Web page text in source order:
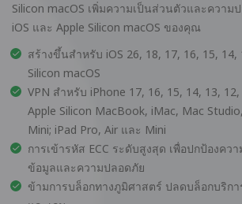
Silicon macOS เพิ่มความเป็นส่วนตัวและควา
iOS และ Apple Silicon macOS ของคุณ
สร้างขึ้นสำหรับ iOS 26, 18, 17, 16, 15, 14,
Silicon macOS
VPN สำหรับ iPhone 17, 16, 15, 14, 13, 12,
Apple Silicon MacBook, iMac, Mac
Mini; iPad Pro, Air และ Mini
การเข้ารหัส ECC ระดับสูงสุด เพื่อปกป้องคว
ข้อมูลและความปลอดภัย
ข้ามการบล็อกทางภูมิศาสตร์ ปลดบล็อกบริก